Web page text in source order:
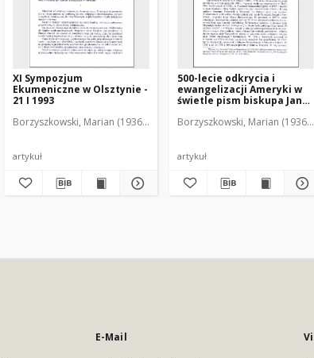
XI Sympozjum
Ekumeniczne w Olsztynie -
21 I 1993
Borzyszkowski, Marian (1936-2001)
artykuł
500-lecie odkrycia i
ewangelizacji Ameryki w
świetle pism biskupa Jana
Seminarium Duchownego
bibliotecznej
Borzyszkowski, Marian (1936-
artykuł
E-Mail